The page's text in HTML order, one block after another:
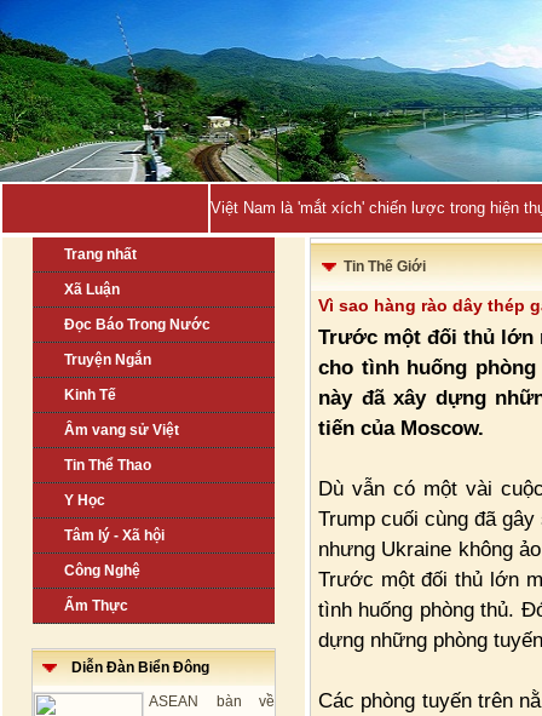
Việt Nam là 'mắt xích' chiến lược trong hiện
Trang nhất
Xã Luận
Đọc Báo Trong Nước
Truyện Ngắn
Kinh Tế
Âm vang sử Việt
Tin Thể Thao
Y Học
Tâm lý - Xã hội
Công Nghệ
Ẩm Thực
Diễn Đàn Biển Đông
ASEAN bàn về
Tin Thế Giới
Vì sao hàng rào dây thép
Trước một đối thủ lớn
cho tình huống
này đã xây dựng
tiến của Moscow.
Dù vẫn có một vài
Trump cuối cùng đã
nhưng Ukraine không
Trước một đối thủ lớn
tình huống phòng thủ.
dựng những phòng
Các phòng tuyến trên